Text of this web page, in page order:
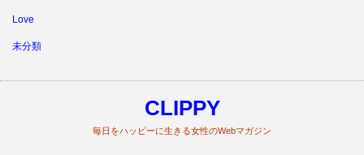
Love
未分類
CLIPPY
毎日をハッピーに生きる女性のWebマガジン